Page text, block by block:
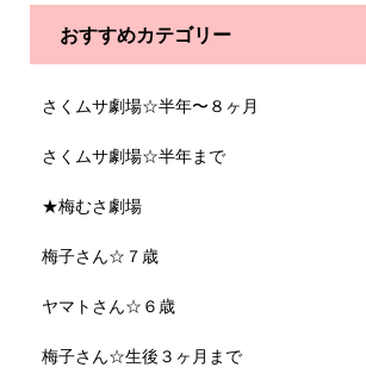
おすすめカテゴリー
さくムサ劇場☆半年〜８ヶ月
さくムサ劇場☆半年まで
★梅むさ劇場
梅子さん☆７歳
ヤマトさん☆６歳
梅子さん☆生後３ヶ月まで